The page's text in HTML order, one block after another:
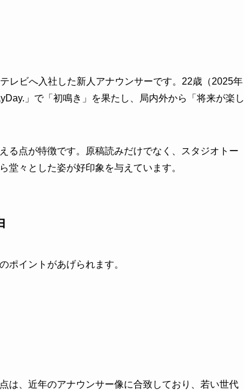
レビへ入社した新人アナウンサーです。22歳（2025年
」で「初鳴き」を果たし、局内外から「将来が楽し
る点が特徴です。原稿読みだけでなく、スタジオトー
堂々とした姿が好印象を与えています。
ポイントがあげられます。
は、近年のアナウンサー像に合致しており、若い世代